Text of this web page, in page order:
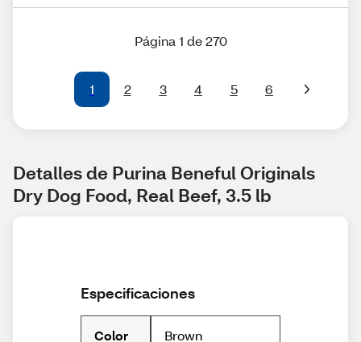
Página 1 de 270
1 2 3 4 5 6
Detalles de Purina Beneful Originals
Dry Dog Food, Real Beef, 3.5 lb
Especificaciones
Color Brown